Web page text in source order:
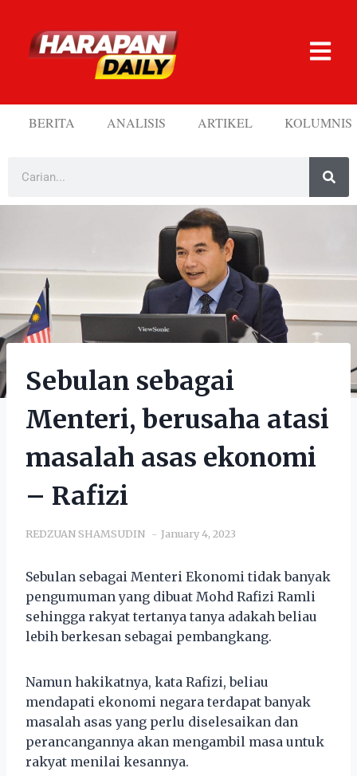
BERITA ANALISIS ARTIKEL KOLUMNIS
Sebulan sebagai
Menteri, berusaha atasi
masalah asas ekonomi
– Rafizi
REDZUAN SHAMSUDIN January 4, 2023
Sebulan sebagai Menteri Ekonomi tidak banyak
pengumuman yang dibuat Mohd Rafizi Ramli
sehingga rakyat tertanya tanya adakah beliau
lebih berkesan sebagai pembangkang.
Namun hakikatnya, kata Rafizi, beliau
mendapati ekonomi negara terdapat banyak
masalah asas yang perlu diselesaikan dan
perancangannya akan mengambil masa untuk
rakyat menilai kesannya.